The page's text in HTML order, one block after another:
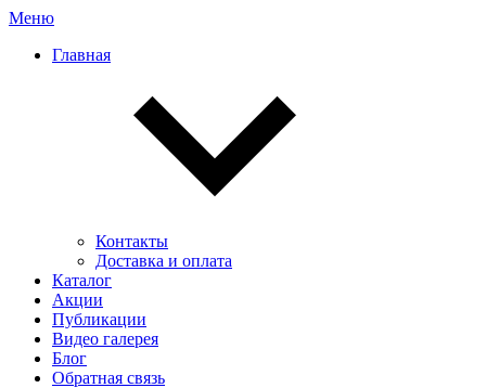
Меню
Главная
Контакты
Доставка и оплата
Каталог
Акции
Публикации
Видео галерея
Блог
Обратная связь